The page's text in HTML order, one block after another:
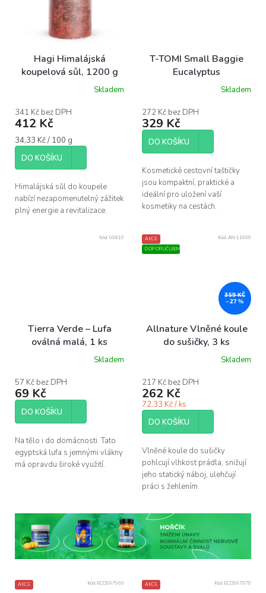
Hagi Himalájská
koupelová sůl, 1200 g
produktu
je
z
hvězdiček.
Skladem
341 Kč bez DPH
412 Kč
Měrná
cena:
34,33 Kč / 100 g
DO KOŠÍKU
Himalájská sůl do koupele
nabízí nezapomenutelný zážitek
plný energie a revitalizace.
T-TOMI Small Baggie
Eucalyptus
Skladem
272 Kč bez DPH
329 Kč
DO KOŠÍKU
Kosmetické cestovní taštičky
jsou kompaktní, praktické a
ideální pro uložení vaší
kosmetiky na cestách.
Tierra Verde – Lufa
oválná malá, 1 ks
produktu
je
5,0
5
Skladem
57 Kč bez DPH
69 Kč
DO KOŠÍKU
Na tělo i do domácnosti. Tato
egyptská lufa s jemnými vlákny
má opravdu široké využití.
Kód: 09810
AKCE
DOPORUČUJEME
359 KČ
–27 %
Allnature Vlněné koule
do sušičky, 3 ks
produktu
je
5,0
z
hvězdiček.
Skladem
217 Kč bez DPH
262 Kč
72.33 Kč / ks
DO KOŠÍKU
Vlněné koule do sušičky
pohlcují vlhkost prádla, snižují
jeho statický náboj, ulehčují
práci s žehlením.
Kód: AN-11060
AKCE Kód: ECO997969 AKCE Kód: ECO997970